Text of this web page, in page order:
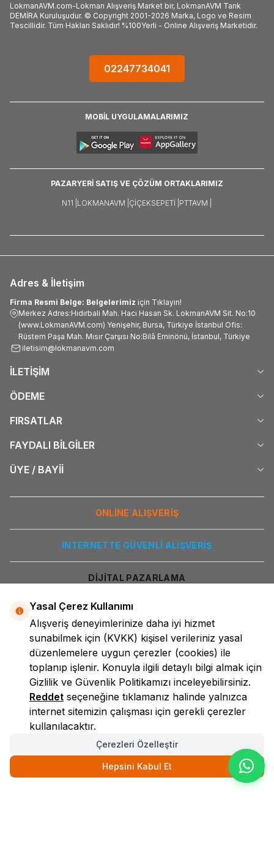
LokmanAVM.com-Lokman Alışveriş Market bir, LokmanAVM Tarık
DEMİRA Kuruluşudur. © Copyright 2001-2026 Marka, Logo ve Resim
Tescillidir. Tüm Hakları Saklıdır! %100Yerli - Online Alışveriş Marketidir.
02247734041
MOBİL UYGULAMALARIMIZ
PAZARYERİ SATIŞ VE ÇÖZÜM ORTAKLARIMIZ
N11 | LOKMANAVM | ÇIÇEKSEPETI | PTTAVM |
Adres & İletişim
Firma Resmi Belge: Belgelerimiz için Tıklayın!
Merkez Adres:Hıdırbali Mah. Hacı Hasan Sk. LokmanAVM Sit. No:10
(www.LokmanAVM.com) Yenişehir, Bursa, Türkiye İstanbul Ofis:
Rüstem Paşa Mah. Mısır Çarşısı No:Bilâ Eminönü, İstanbul, Türkiye
iletisim@lokmanavm.com
İLETİŞİM
ÖDEME
FIRSATLAR
FAYDALI BİLGİLER
ÜYE / BAYİİ
ONLİNE ALIŞVERİŞ
İNTERNETTE GÜVENLİ ALIŞVERİŞ
DİJİTAL PAZARLAMA
LokmanAVM
Yasal Çerez Kullanımı
Alışveriş deneyimlerinize daha iyi hizmet
sunabilmek için (KVKK) kişisel verileriniz yasal
düzenlemelere uygun çerezler (cookies) ile
toplanıp işlenir. Konuyla ilgili detaylı bilgi almak için
Gizlilik ve Güvenlik Politikamızı inceleyebilirsiniz.
Reddet seçeneğine tıklamanız halinde yalnızca
internet sitemizin çalışması için gerekli çerezler
kullanılacaktır.
Çerezleri Özelleştir
Hepsini Kabul Et